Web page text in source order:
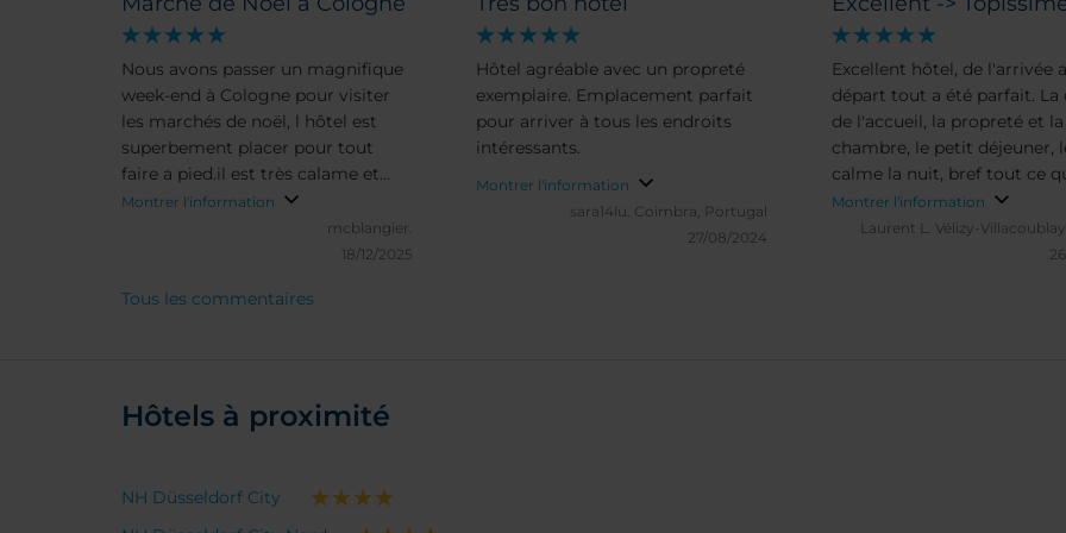
Nous avons passer un magnifique
week-end à Cologne pour visiter
les marchés de noël, l hôtel est
superbement placer pour tout
faire a pied.il est très calame et
propose de nombreux services.
Montrer l'information
mcblangier.
18/12/2025
Hôtel agréable avec un propreté
exemplaire. Emplacement parfait
pour arriver à tous les endroits
intéressants.
Montrer l'information
sara14lu. Coimbra, Portugal
27/08/2024
Excellent hôtel, de l'arrivée
départ tout a été parfait. La
de l'accueil, la propreté et la
chambre, le petit déjeuner,
calme la nuit, bref tout ce
recherche d'une nuit à
recommande à 200% !
Montrer l'information
Laurent L. Vélizy-
Tous les commentaires
Hôtels à proximité
NH Düsseldorf City